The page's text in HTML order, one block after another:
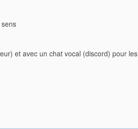
et avec un chat vocal (discord) pour les